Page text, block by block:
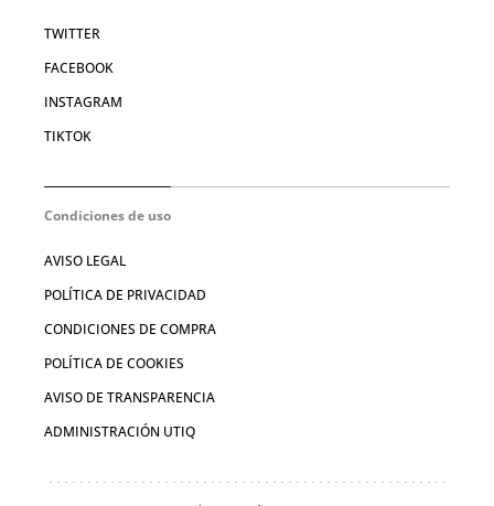
TWITTER
FACEBOOK
INSTAGRAM
TIKTOK
Condiciones de uso
AVISO LEGAL
POLÍTICA DE PRIVACIDAD
CONDICIONES DE COMPRA
POLÍTICA DE COOKIES
AVISO DE TRANSPARENCIA
ADMINISTRACIÓN UTIQ